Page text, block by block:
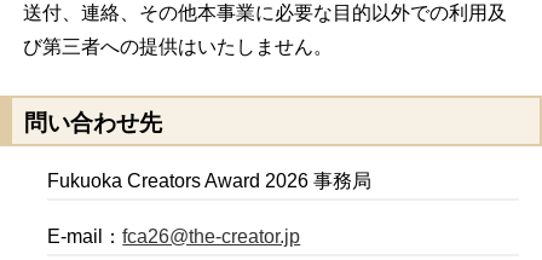
送付、連絡、その他本事業に必要な目的以外での利用及
び第三者への提供はいたしません。
問い合わせ先
Fukuoka Creators Award 2026 事務局
E-mail：fca26@the-creator.jp